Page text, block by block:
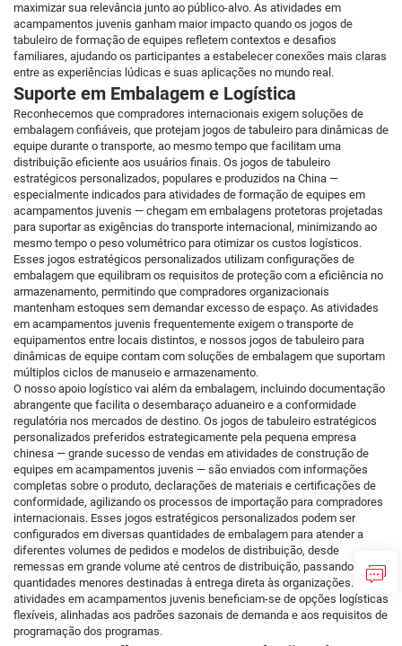
maximizar sua relevância junto ao público-alvo. As atividades em
acampamentos juvenis ganham maior impacto quando os jogos de
tabuleiro de formação de equipes refletem contextos e desafios
familiares, ajudando os participantes a estabelecer conexões mais claras
entre as experiências lúdicas e suas aplicações no mundo real.
Suporte em Embalagem e Logística
Reconhecemos que compradores internacionais exigem soluções de
embalagem confiáveis, que protejam jogos de tabuleiro para dinâmicas de
equipe durante o transporte, ao mesmo tempo que facilitam uma
distribuição eficiente aos usuários finais. Os jogos de tabuleiro
estratégicos personalizados, populares e produzidos na China —
especialmente indicados para atividades de formação de equipes em
acampamentos juvenis — chegam em embalagens protetoras projetadas
para suportar as exigências do transporte internacional, minimizando ao
mesmo tempo o peso volumétrico para otimizar os custos logísticos.
Esses jogos estratégicos personalizados utilizam configurações de
embalagem que equilibram os requisitos de proteção com a eficiência no
armazenamento, permitindo que compradores organizacionais
mantenham estoques sem demandar excesso de espaço. As atividades
em acampamentos juvenis frequentemente exigem o transporte de
equipamentos entre locais distintos, e nossos jogos de tabuleiro para
dinâmicas de equipe contam com soluções de embalagem que suportam
múltiplos ciclos de manuseio e armazenamento.
O nosso apoio logístico vai além da embalagem, incluindo documentação
abrangente que facilita o desembaraço aduaneiro e a conformidade
regulatória nos mercados de destino. Os jogos de tabuleiro estratégicos
personalizados preferidos estrategicamente pela pequena empresa
chinesa — grande sucesso de vendas em atividades de construção de
equipes em acampamentos juvenis — são enviados com informações
completas sobre o produto, declarações de materiais e certificações de
conformidade, agilizando os processos de importação para compradores
internacionais. Esses jogos estratégicos personalizados podem ser
configurados em diversas quantidades de embalagem para atender a
diferentes volumes de pedidos e modelos de distribuição, desde
remessas em grande volume até centros de distribuição, passando por
quantidades menores destinadas à entrega direta às organizações. As
atividades em acampamentos juvenis beneficiam-se de opções logísticas
flexíveis, alinhadas aos padrões sazonais de demanda e aos requisitos de
programação dos programas.